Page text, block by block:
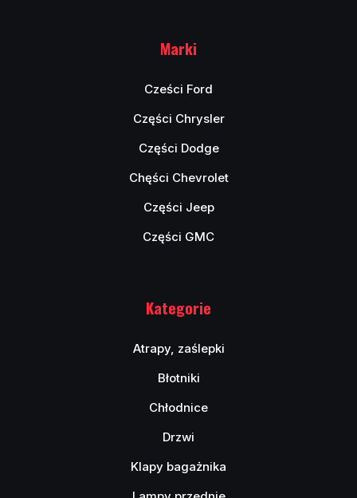
Marki
Cześci Ford
Części Chrysler
Części Dodge
Chęści Chevrolet
Części Jeep
Części GMC
Kategorie
Atrapy, zaślepki
Błotniki
Chłodnice
Drzwi
Klapy bagażnika